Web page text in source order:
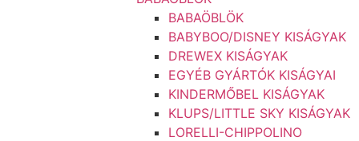
BABAÖBLÖK
BABYBOO/DISNEY KISÁGYAK
DREWEX KISÁGYAK
EGYÉB GYÁRTÓK KISÁGYAI
KINDERMŐBEL KISÁGYAK
KLUPS/LITTLE SKY KISÁGYAK
LORELLI-CHIPPOLINO